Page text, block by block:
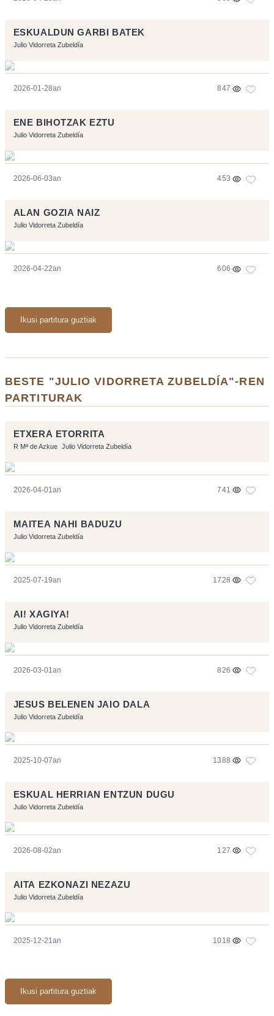
ESKUALDUN GARBI BATEK
Julio Vidorreta Zubeldía
2026-01-28an 847
ENE BIHOTZAK EZTU
Julio Vidorreta Zubeldía
2026-06-03an 453
ALAN GOZIA NAIZ
Julio Vidorreta Zubeldía
2026-04-22an 606
Ikusi partitura guztiak
BESTE "JULIO VIDORRETA ZUBELDÍA"-REN
PARTITURAK
ETXERA ETORRITA
R Mª de Azkue Julio Vidorreta Zubeldía
2026-04-01an 741
MAITEA NAHI BADUZU
Julio Vidorreta Zubeldía
2025-07-19an 1728
AI! XAGIYA!
Julio Vidorreta Zubeldía
2026-03-01an 826
JESUS BELENEN JAIO DALA
Julio Vidorreta Zubeldía
2025-10-07an 1388
ESKUAL HERRIAN ENTZUN DUGU
Julio Vidorreta Zubeldía
2026-08-02an 127
AITA EZKONAZI NEZAZU
Julio Vidorreta Zubeldía
2025-12-21an 1018
Ikusi partitura guztiak